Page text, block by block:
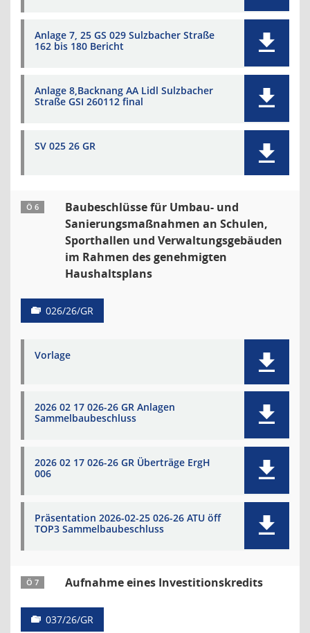
Anlage 7, 25 GS 029 Sulzbacher Straße
162 bis 180 Bericht
Anlage 8,Backnang AA Lidl Sulzbacher
Straße GSI 260112 final
SV 025 26 GR
Ö 6
Baubeschlüsse für Umbau- und
Sanierungsmaßnahmen an Schulen,
Sporthallen und Verwaltungsgebäuden
im Rahmen des genehmigten
Haushaltsplans
026/26/GR
Vorlage
2026 02 17 026-26 GR Anlagen
Sammelbaubeschluss
2026 02 17 026-26 GR Überträge ErgH
006
Präsentation 2026-02-25 026-26 ATU öff
TOP3 Sammelbaubeschluss
Ö 7 Aufnahme eines Investitionskredits
037/26/GR